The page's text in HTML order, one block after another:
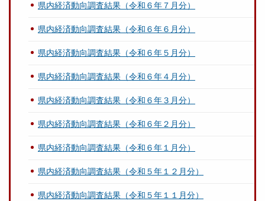
県内経済動向調査結果（令和６年７月分）
県内経済動向調査結果（令和６年６月分）
県内経済動向調査結果（令和６年５月分）
県内経済動向調査結果（令和６年４月分）
県内経済動向調査結果（令和６年３月分）
県内経済動向調査結果（令和６年２月分）
県内経済動向調査結果（令和６年１月分）
県内経済動向調査結果（令和５年１２月分）
県内経済動向調査結果（令和５年１１月分）